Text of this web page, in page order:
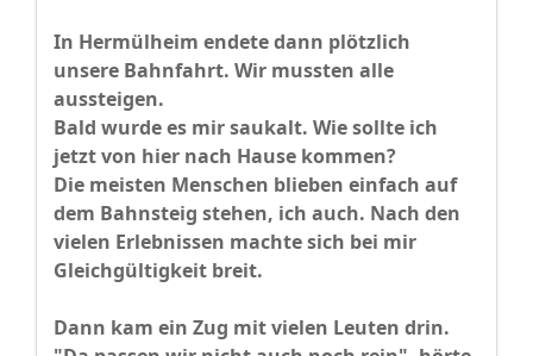
In Hermülheim endete dann plötzlich
unsere Bahnfahrt. Wir mussten alle
aussteigen.
Bald wurde es mir saukalt. Wie sollte ich
jetzt von hier nach Hause kommen?
Die meisten Menschen blieben einfach auf
dem Bahnsteig stehen, ich auch. Nach den
vielen Erlebnissen machte sich bei mir
Gleichgültigkeit breit.
Dann kam ein Zug mit vielen Leuten drin.